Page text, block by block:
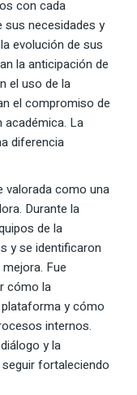
con cada
necesidades y
evolución de sus
la anticipación de
el uso de la
el compromiso de
académica. La
diferencia
valorada como una
Durante la
de la
y se identificaron
Fue
cómo la
y cómo
internos.
y la
fortaleciendo